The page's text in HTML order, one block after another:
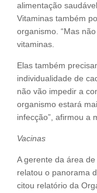
alimentação
Vitaminas também
organismo. “Mas
vitaminas.
Elas também
individualidade de
não vão impedir a
organismo estará
infecção”, afirmou a
Vacinas
A gerente da área
relatou o panorama
citou relatório da